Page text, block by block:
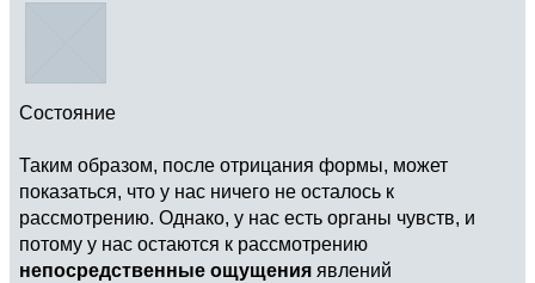
Состояние
Таким образом, после отрицания формы, может
показаться, что у нас ничего не осталось к
рассмотрению. Однако, у нас есть органы чувств, и
потому у нас остаются к рассмотрению
непосредственные ощущения явлений